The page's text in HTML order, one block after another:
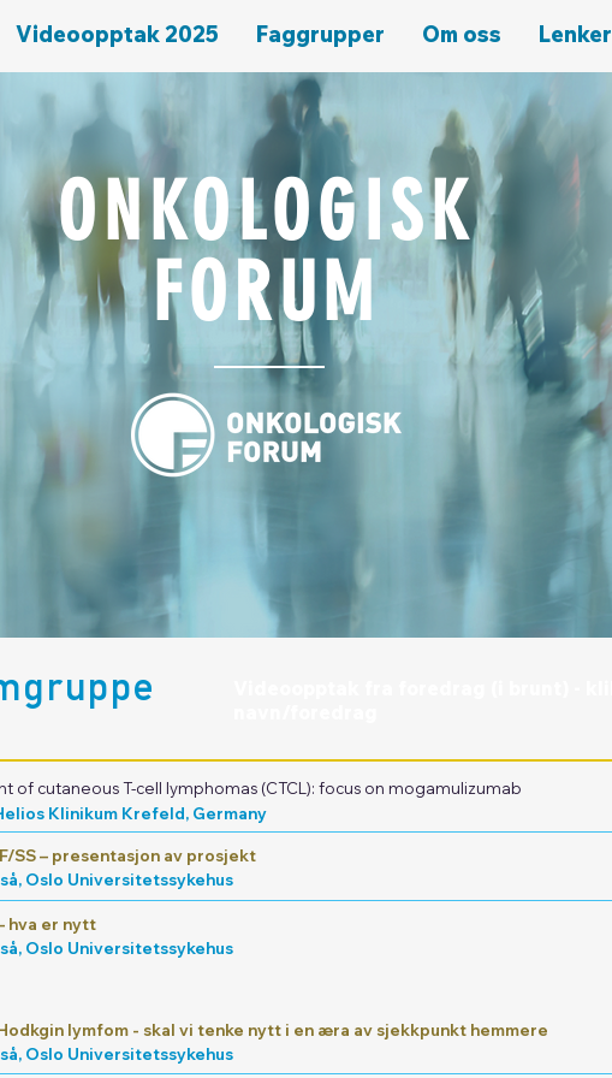
Videoopptak 2025 Faggrupper Om oss Lenker
ONKOLOGISK
FORUM
of cutaneous T-cell lymphomas (CTCL): focus on mogamulizumab
Klinikum Krefeld, Germany
SS – presentasjon av prosjekt
Oslo Universitetssykehus
hva er nytt
Oslo Universitetssykehus
lymfom - skal vi tenke nytt i en æra av sjekkpunkt hemmere
Oslo Universitetssykehus